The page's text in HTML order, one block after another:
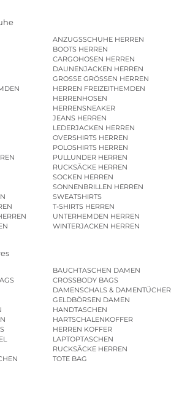
ANZUGSSCHUHE HERREN
BOOTS HERREN
CARGOHOSEN HERREN
DAUNENJACKEN HERREN
GROSSE GRÖSSEN HERREN
HERREN FREIZEITHEMDEN
HERRENHOSEN
HERRENSNEAKER
JEANS HERREN
LEDERJACKEN HERREN
OVERSHIRTS HERREN
POLOSHIRTS HERREN
PULLUNDER HERREN
RUCKSÄCKE HERREN
SOCKEN HERREN
SONNENBRILLEN HERREN
SWEATSHIRTS
T-SHIRTS HERREN
UNTERHEMDEN HERREN
WINTERJACKEN HERREN
BAUCHTASCHEN DAMEN
CROSSBODY BAGS
DAMENSCHALS & DAMENTÜCHER
GELDBÖRSEN DAMEN
HANDTASCHEN
HARTSCHALENKOFFER
HERREN KOFFER
LAPTOPTASCHEN
RUCKSÄCKE HERREN
TOTE BAG